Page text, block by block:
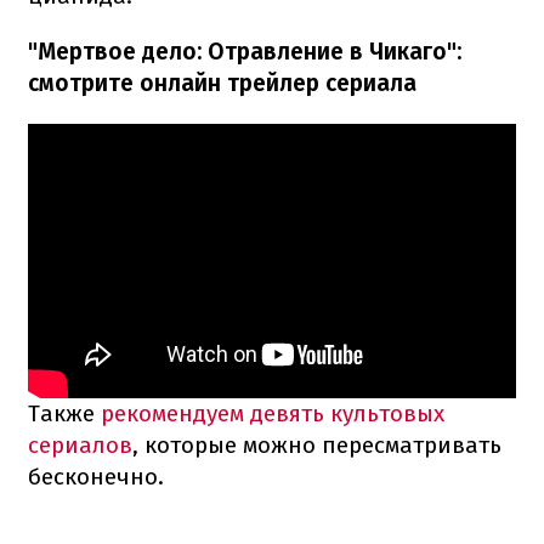
"Мертвое дело: Отравление в Чикаго":
смотрите онлайн трейлер сериала
Также рекомендуем девять культовых
сериалов, которые можно пересматривать
бесконечно.